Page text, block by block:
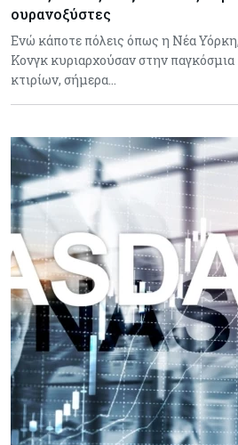
ουρανοξύστες
Ενώ κάποτε πόλεις όπως η Νέα
Κονγκ κυριαρχούσαν στην
κτιρίων, σήμερα…